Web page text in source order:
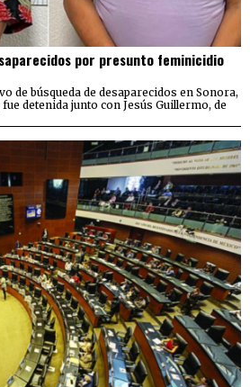
por presunto feminicidio
de búsqueda de desaparecidos en Sonora,
detenida junto con Jesús Guillermo, de